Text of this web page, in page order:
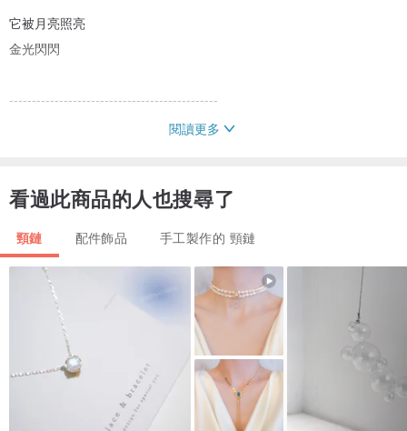
它被月亮照亮
金光閃閃
----------------------------------------------
絲的照耀下靜靜地閃耀著……我設計的時候就想著這樣的場景。
這款項鍊非常適合正式場合，如婚禮、獨奏會和音樂會。
・2019/4/15：更新。
=====================
閱讀更多
看過此商品的人也搜尋了
頸鏈 配件飾品 手工製作的 頸鏈